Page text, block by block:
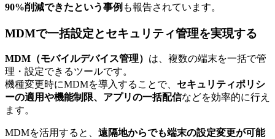
90%削減できたという事例 も報告されています。
MDMで一括設定とセキュリティ管理を実現する
MDM（モバイルデバイス管理） は、複数の端末を一括で管
理・設定できるツールです。
機種変更時にMDMを導入することで、 セキュリティポリシ
ーの適用や機能制限、アプリの一括配信などを効率的に行え
ます。
MDMを活用すると、 遠隔地からでも端末の設定変更が可能